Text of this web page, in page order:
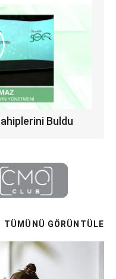
Buldu
TÜMÜNÜ GÖRÜNTÜLE